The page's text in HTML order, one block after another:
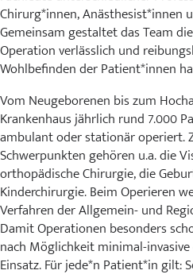
Veranstaltungen
Presse
Kontakt
Chirurg*innen, Anästhesist*innen
Gemeinsam gestaltet das Team
Operation verlässlich und
Wohlbefinden der Patient*innen
Vom Neugeborenen bis zum
Krankenhaus jährlich rund 7.000
ambulant oder stationär operiert.
Schwerpunkten gehören u.a. die
orthopädische Chirurgie, die
Kinderchirurgie. Beim Operieren
Verfahren der Allgemein- und
Damit Operationen besonders
nach Möglichkeit minimal-
Einsatz. Für jede*n Patient*in gilt: